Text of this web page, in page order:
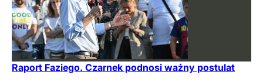
Raport Faziego. Czarnek podnosi ważny postulat